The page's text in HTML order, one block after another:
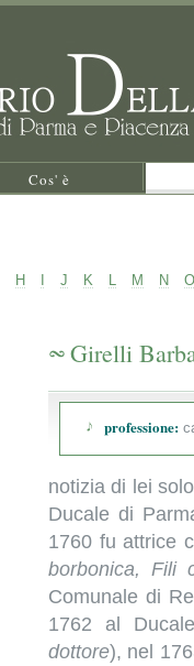
Cos' è
H J K L M N O
Girelli
professione:
notizia di lei
Ducale di
1760 fu attrice
borbonica, Fili
Comunale di
1762 al
dottore), nel